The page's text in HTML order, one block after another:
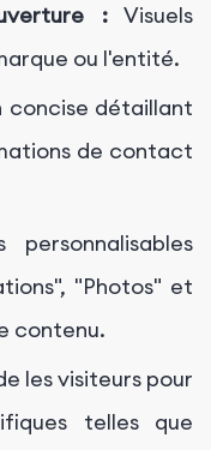
:Visuels
ou l'entité.
concise détaillant
de contact
"Photos" et
contenu.
les visiteurs pour
telles que